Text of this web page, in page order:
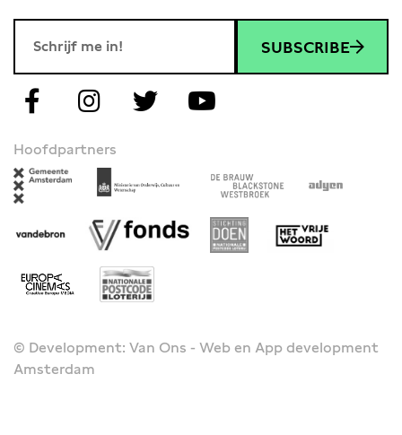
SUBSCRIBE
Hoofdpartners
© Development: Van Ons - Web en App development
Amsterdam